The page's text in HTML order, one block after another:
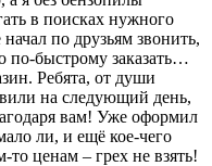
в поисках нужного
по друзьям звонить,
по-быстрому заказать…
Ребята, от души
на следующий день,
вам! Уже оформил
ли, и ещё кое-чего
то ценам – грех не взять!